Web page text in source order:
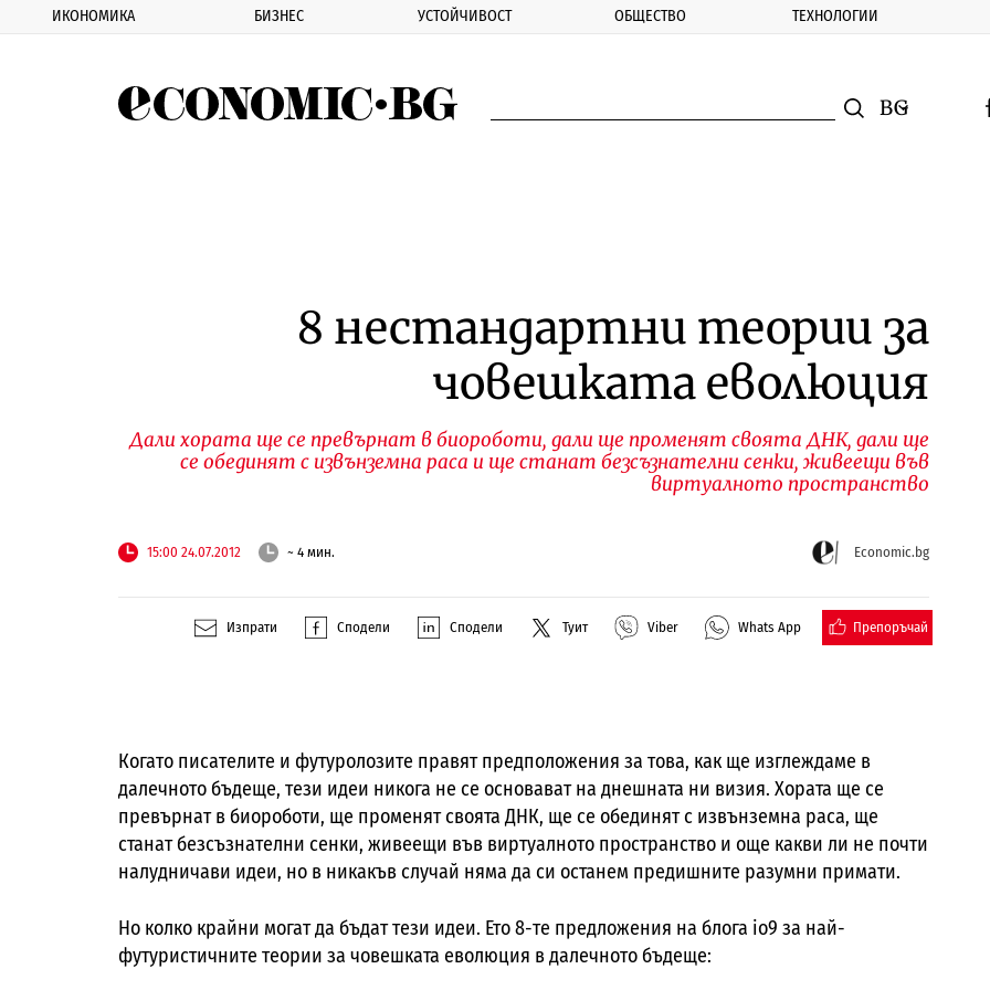
ИКОНОМИКА БИЗНЕС УСТОЙЧИВОСТ ОБЩЕСТВО ТЕХНОЛОГИИ
Смяна на
8 нестандартни теории за
човешката еволюция
Дали хората ще се превърнат в биороботи, дали ще променят своята ДНК, дали ще
се обединят с извънземна раса и ще станат безсъзнателни сенки, живеещи във
виртуалното пространство
15:00 24.07.2012 ~ 4 мин. Economic.bg
Изпрати Сподели Сподели Туит Viber Whats App Препоръчай
Когато писателите и футуролозите правят предположения за това, как ще изглеждаме в
далечното бъдеще, тези идеи никога не се основават на днешната ни визия. Хората ще се
превърнат в биороботи, ще променят своята ДНК, ще се обединят с извънземна раса, ще
станат безсъзнателни сенки, живеещи във виртуалното пространство и още какви ли не почти
налудничави идеи, но в никакъв случай няма да си останем предишните разумни примати.
Но колко крайни могат да бъдат тези идеи. Ето 8-те предложения на блога io9 за най-
футуристичните теории за човешката еволюция в далечното бъдеще: